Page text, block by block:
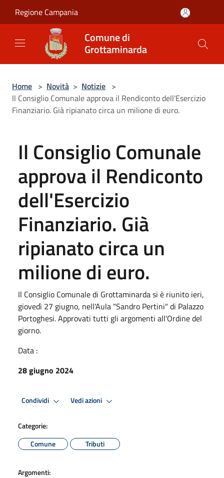
Regione Campania
Comune di
Grottaminarda
Home > Novità > Notizie >
Il Consiglio Comunale approva il Rendiconto dell'Esercizio
Finanziario. Già ripianato circa un milione di euro.
Il Consiglio Comunale
approva il Rendiconto
dell'Esercizio
Finanziario. Già
ripianato circa un
milione di euro.
Il Consiglio Comunale di Grottaminarda si è riunito ieri,
giovedì 27 giugno, nell'Aula "Sandro Pertini" di Palazzo
Portoghesi. Approvati tutti gli argomenti all'Ordine del
giorno.
Data :
28 giugno 2024
Condividi Vedi azioni
Categorie:
Comune
Tributi
Argomenti: